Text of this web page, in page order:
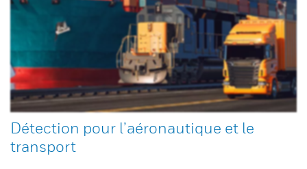
Détection pour l’aéronautique et le
transport